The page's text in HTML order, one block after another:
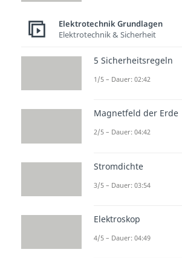
Elektrotechnik Grundlagen
Elektrotechnik & Sicherheit
5 Sicherheitsregeln
1/5 – Dauer: 02:42
Magnetfeld der Erde
2/5 – Dauer: 04:42
Stromdichte
3/5 – Dauer: 03:54
Elektroskop
4/5 – Dauer: 04:49